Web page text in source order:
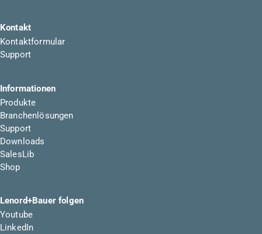
Kontakt
Kontaktformular
Support
Informationen
Produkte
Branchenlösungen
Support
Downloads
SalesLib
Shop
Lenord+Bauer folgen
Youtube
LinkedIn